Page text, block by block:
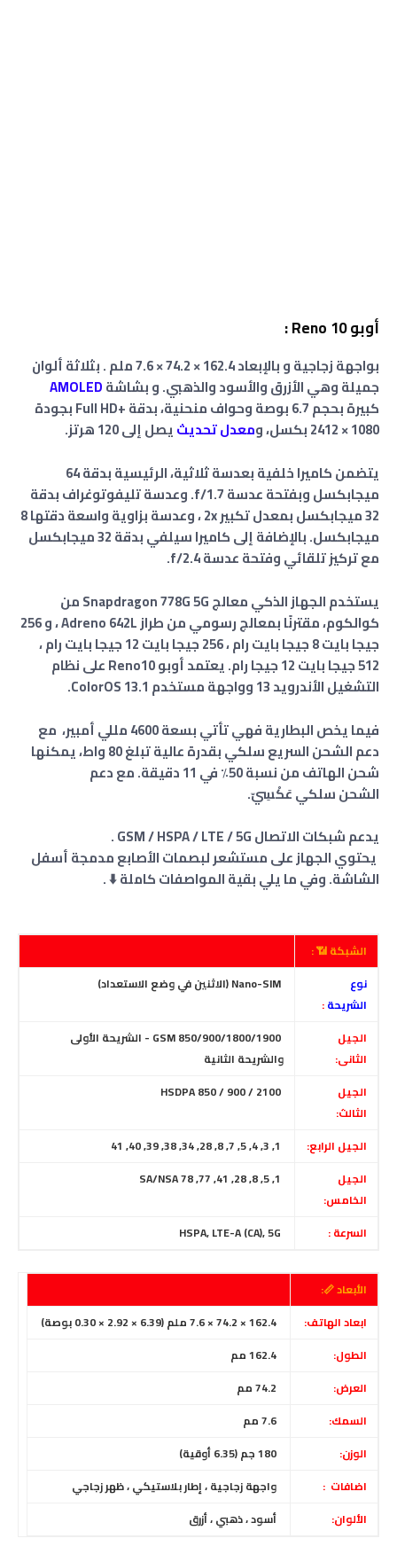
أوبو Reno 10 :
بواجهة زجاجية و بالإبعاد 162.4 × 74.2 × 7.6 ملم . بثلاثة ألوان
جميلة وهي الأزرق والأسود والذهبي. و بشاشةAMOLED
كبيرة بحجم 6.7 بوصة وحواف منحنية، بدقة +Full HD بجودة
1080 × 2412 بكسل، و
معدل تحديثيصل إلى 120 هرتز.
يتضمن كاميرا خلفية بعدسة ثلاثية، الرئيسية بدقة 64
ميجابكسل وبفتحة عدسة f/1.7. وعدسة تليفوتوغراف بدقة
32 ميجابكسل بمعدل تكبير 2x ، وعدسة بزاوية واسعة دقتها 8
ميجابكسل. بالإضافة إلى كاميرا سيلفي بدقة 32 ميجابكسل
مع تركيز تلقائي وفتحة عدسة f/2.4.
يستخدم الجهاز الذكي معالج Snapdragon 778G 5G من
كوالكوم، مقترنًا بمعالج رسومي من طراز Adreno 642L ، و 256
جيجا بايت 8 جيجا بايت رام ، 256 جيجا بايت 12 جيجا بايت رام ،
512 جيجا بايت 12 جيجا رام. يعتمد أوبو Reno10 على نظام
التشغيل الأندرويد 13 وواجهة مستخدم ColorOS 13.1.
فيما يخص البطارية فهي تأتي بسعة 4600 مللي أمبير، مع
دعم الشحن السريع سلكي بقدرة عالية تبلغ 80 واط، يمكنها
شحن الهاتف من نسبة 50٪ في 11 دقيقة. مع دعم
الشحن سلكي عَكْسِيّ.
يدعم شبكات الاتصال GSM / HSPA / LTE / 5G .
يحتوي الجهاز على مستشعر لبصمات الأصابع مدمجة أسفل
الشاشة. وفي ما يلي بقية المواصفات كاملة ⬇️ .
الشبكة 📶 :
نوع
الشريحة:
الجيل
الثانى:
GSM 850/900/1800/1900 - الشريحة الأولى
والشريحة الثانية
الجيل
الثالث:
الجيل الرابع:
الجيل
الخامس:
السرعة :
الأبعاد 📏:
ابعاد الهاتف:
الطول:
العرض:
السمك:
الوزن:
اضافات :
واجهة زجاجية ، إطار بلاستيكي ، ظهر زجاجي
الألوان:
أسود ، ذهبي ، أزرق